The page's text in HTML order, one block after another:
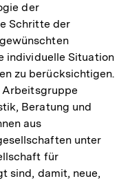
der
Schritte der
individuelle Situation
zu berücksichtigen.
Arbeitsgruppe
Beratung und
aus
unter
für
sind, damit, neue,